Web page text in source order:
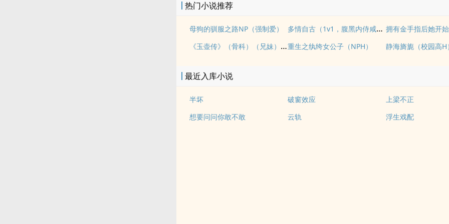
热门小说推荐
母狗的驯服之路NP（强制爱） 多情自古（1v1，腹黑内侍咸鱼皇后）
《玉壶传》（骨科）（兄妹）（np）重生之纨绔女公子（NPH） 静海旖旎（校园高H）
最近入库小说
半坏 破窗效应
上梁不正
想要问问你敢不敢
云轨 浮生戏配